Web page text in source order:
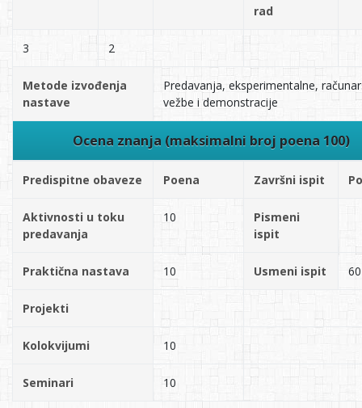
rad
3 2
Metode izvođenja
nastave
Predavanja, eksperimentalne,
vežbe i demonstracije
Ocena znanja (maksimalni broj poena 100)
Predispitne obaveze Poena Završni ispit
Aktivnosti u toku
predavanja
10
Pismeni
ispit
Praktična nastava 10 Usmeni ispit 60
Projekti
Kolokvijumi 10
Seminari 10